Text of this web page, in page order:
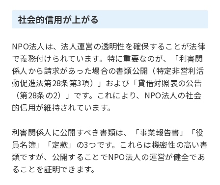
社会的信用が上がる
NPO法人は、法人運営の透明性を確保することが法律
で義務付けられています。特に重要なのが、「利害関
係人から請求があった場合の書類公開（特定非営利活
動促進法第28条第3項）」および「貸借対照表の公告
（第28条の2）」です。これにより、NPO法人の社会
的信用が維持されています。
利害関係人に公開すべき書類は、「事業報告書」「役
員名簿」「定款」の3つです。これらは機密性の高い書
類ですが、公開することでNPO法人の運営が健全であ
ることを証明できます。